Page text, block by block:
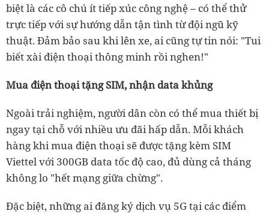
biệt là các cô chú ít tiếp xúc công nghệ – có thể thử
trực tiếp với sự hướng dẫn tận tình từ đội ngũ kỹ
thuật. Đảm bảo sau khi lên xe, ai cũng tự tin nói: "Tui
biết xài điện thoại thông minh rồi nghen!"
Mua điện thoại tặng SIM, nhận data khủng
Ngoài trải nghiệm, người dân còn có thể mua thiết bị
ngay tại chỗ với nhiều ưu đãi hấp dẫn. Mỗi khách
hàng khi mua điện thoại sẽ được tặng kèm SIM
Viettel với 300GB data tốc độ cao, đủ dùng cả tháng
không lo "hết mạng giữa chừng".
Đặc biệt, những ai đăng ký dịch vụ 5G tại các điểm